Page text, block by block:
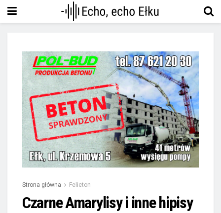
Strona główna Felieton
Czarne Amarylisy i inne hipisy